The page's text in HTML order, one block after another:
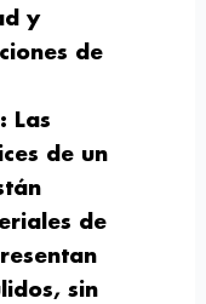
y
de
: Las
de un
de
sin